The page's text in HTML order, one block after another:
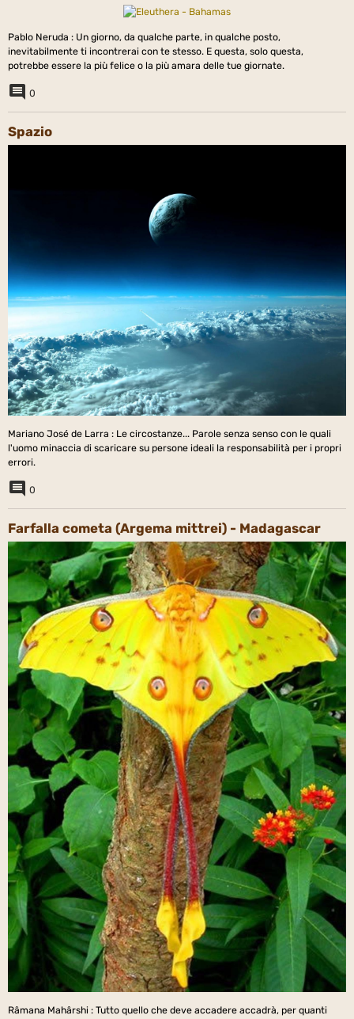
Pablo Neruda : Un giorno, da qualche parte, in qualche posto,
inevitabilmente ti incontrerai con te stesso. E questa, solo questa,
potrebbe essere la più felice o la più amara delle tue giornate.
0
Spazio
Mariano José de Larra : Le circostanze... Parole senza senso con le quali
l'uomo minaccia di scaricare su persone ideali la responsabilità per i propri
errori.
0
Farfalla cometa (Argema mittrei) - Madagascar
Râmana Mahârshi : Tutto quello che deve accadere accadrà, per quanti